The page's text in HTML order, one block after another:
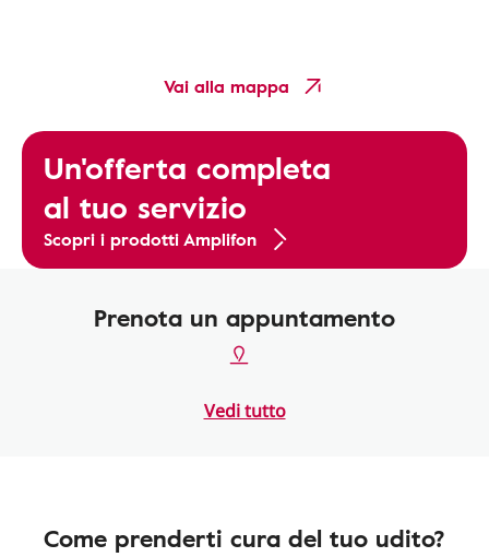
Vai alla mappa
Un'offerta completa
al tuo servizio
Scopri i prodotti Amplifon
Prenota un appuntamento
Vedi tutto
Come prenderti cura del tuo udito?